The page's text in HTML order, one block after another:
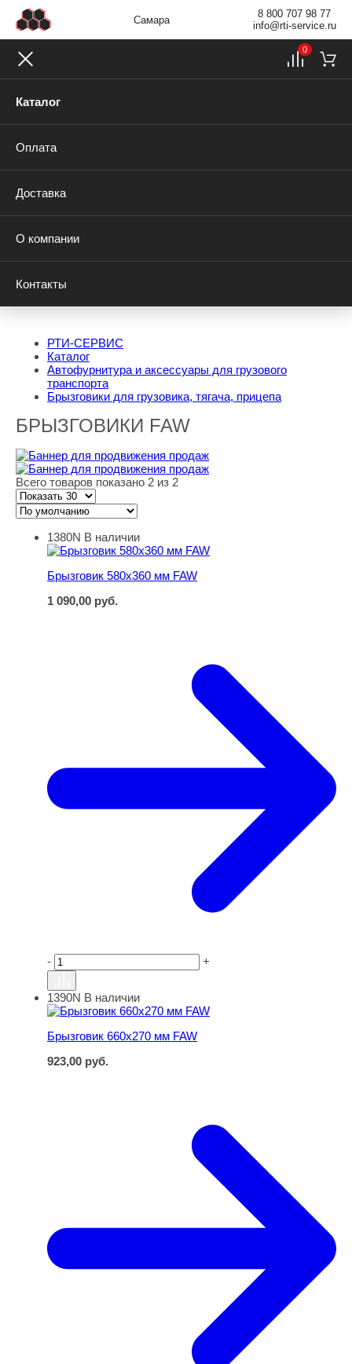
Самара
8 800 707 98 77
info@rti-service.ru
Каталог
Оплата
Доставка
О компании
Контакты
0
РТИ-СЕРВИС
Каталог
Автофурнитура и аксессуары для грузового
транспорта
Брызговики для грузовика, тягача, прицепа
БРЫЗГОВИКИ FAW
Всего товаров показано 2 из 2
Брызговик 580х360 мм FAW
1380N В наличии
Брызговик 580х360 мм FAW
1 090,00 руб.
- +
Брызговик 660х270 мм FAW
1390N В наличии
Брызговик 660х270 мм FAW
923,00 руб.